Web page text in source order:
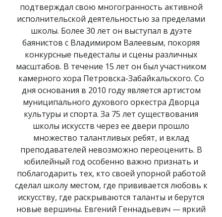
подтверждал свою многогранность активной
исполнительской деятельностью за пределами
школы. Более 30 лет он выступал в дуэте
баянистов с Владимиром Валеевым, покоряя
конкурсные пьедесталы и сцены различных
масштабов. В течение 15 лет он был участником
камерного хора Петровска-Забайкальского. Со
дня основания в 2010 году является артистом
муниципального духового оркестра Дворца
культуры и спорта. За 75 лет существования
школы искусств через ее двери прошло
множество талантливых ребят, и вклад
преподавателей невозможно переоценить. В
юбилейный год особенно важно признать и
поблагодарить тех, кто своей упорной работой
сделал школу местом, где прививается любовь к
искусству, где раскрываются таланты и берутся
новые вершины. Евгений Геннадьевич — яркий